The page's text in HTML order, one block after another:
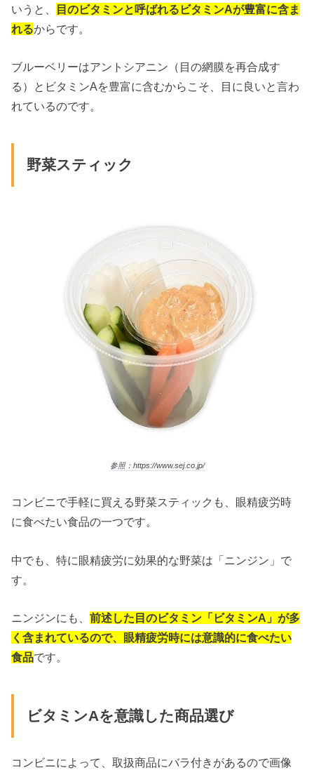
いうと、 目のビタミンと呼ばれるビタミンAが豊富に含ま
れるからです。
ブルーベリーはアントシアニン（目の網膜を再合成す
る）とビタミンAを豊富に含むからこそ、目に良いと言わ
れているのです。
野菜スティック
参照：https://www.sej.co.jp/
コンビニで手軽に買える野菜スティックも、眼精疲労時
に食べたい食品の一つです。
中でも、特に眼精疲労に効果的な野菜は「ニンジン」で
す。
ニンジンにも、前述した目のビタミン「ビタミンA」が多
く含まれているので、眼精疲労時には意識的に食べたい
食品です。
ビタミンAを意識した商品選び
コンビニによって、取扱商品にバラ付きがあるので画像